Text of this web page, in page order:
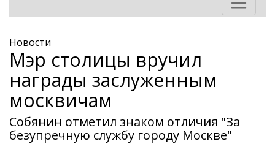
Новости
Мэр столицы вручил
награды заслуженным
моск­вичам
Собянин отметил знаком отличия "За
безупречную службу городу Москве"